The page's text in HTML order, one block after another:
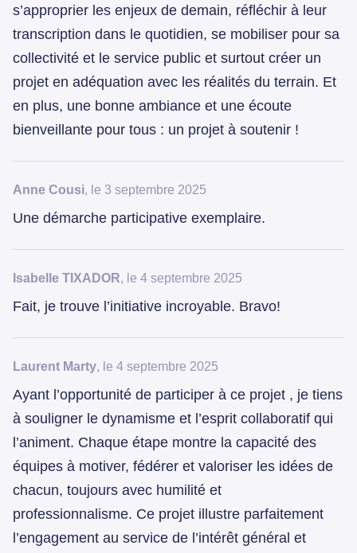
s’approprier les enjeux de demain, réfléchir à leur
transcription dans le quotidien, se mobiliser pour sa
collectivité et le service public et surtout créer un
projet en adéquation avec les réalités du terrain. Et
en plus, une bonne ambiance et une écoute
bienveillante pour tous : un projet à soutenir !
Anne Cousi, le 3 septembre 2025
Une démarche participative exemplaire.
Isabelle TIXADOR, le 4 septembre 2025
Fait, je trouve l’initiative incroyable. Bravo!
Laurent Marty, le 4 septembre 2025
Ayant l’opportunité de participer à ce projet , je tiens
à souligner le dynamisme et l’esprit collaboratif qui
l’animent. Chaque étape montre la capacité des
équipes à motiver, fédérer et valoriser les idées de
chacun, toujours avec humilité et
professionnalisme. Ce projet illustre parfaitement
l’engagement au service de l’intérêt général et